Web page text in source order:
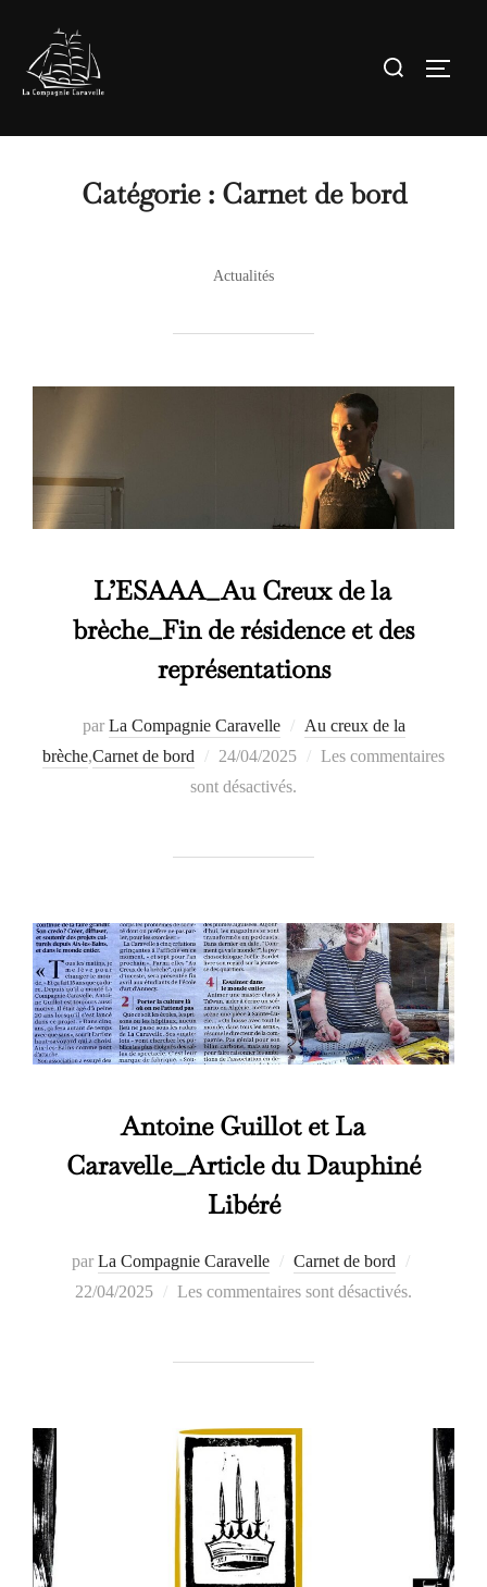
contenu
Rechercher :
Catégorie : Carnet de bord
Actualités
L’ESAAA_Au Creux de la
brèche_Fin de résidence et des
représentations
par La Compagnie Caravelle
Au creux de la
brèche,Carnet de bord
Publié
le
24/04/2025
Les commentaires
sont désactivés.
Antoine Guillot et La
Caravelle_Article du Dauphiné
Libéré
par La Compagnie Caravelle Carnet de bord
22/04/2025 Les commentaires sont désactivés.